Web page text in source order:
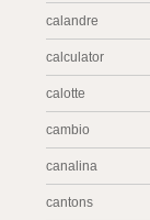
calandre
calculator
calotte
cambio
canalina
cantons